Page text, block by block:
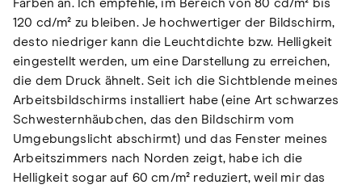
Farben an. Ich empfehle, im Bereich von 80 cd/m² bis
120 cd/m² zu bleiben. Je hochwertiger der Bildschirm,
desto niedriger kann die Leuchtdichte bzw. Helligkeit
eingestellt werden, um eine Darstellung zu erreichen,
die dem Druck ähnelt. Seit ich die Sichtblende meines
Arbeitsbildschirms installiert habe (eine Art schwarzes
Schwesternhäubchen, das den Bildschirm vom
Umgebungslicht abschirmt) und das Fenster meines
Arbeitszimmers nach Norden zeigt, habe ich die
Helligkeit sogar auf 60 cm/m² reduziert, weil mir das